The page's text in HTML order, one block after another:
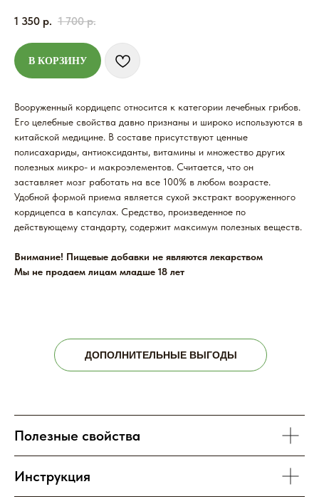
1 350 р. 1 700 р.
В КОРЗИНУ
Вооруженный кордицепс относится к категории лечебных грибов.
Его целебные свойства давно признаны и широко используются в
китайской медицине. В составе присутствуют ценные
полисахариды, антиоксиданты, витамины и множество других
полезных микро- и макроэлементов. Считается, что он
заставляет мозг работать на все 100% в любом возрасте.
Удобной формой приема является сухой экстракт вооруженного
кордицепса в капсулах. Средство, произведенное по
действующему стандарту, содержит максимум полезных веществ.
Внимание! Пищевые добавки не являются лекарством
Мы не продаем лицам младше 18 лет
ДОПОЛНИТЕЛЬНЫЕ ВЫГОДЫ
Полезные свойства
Инструкция